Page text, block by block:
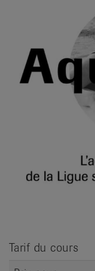
Tarif du cours